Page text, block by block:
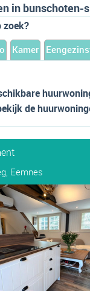
in bunschoten-
zoek?
Kamer
de
Eemnes